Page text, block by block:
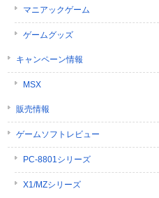
マニアックゲーム
ゲームグッズ
キャンペーン情報
MSX
販売情報
ゲームソフトレビュー
PC-8801シリーズ
X1/MZシリーズ